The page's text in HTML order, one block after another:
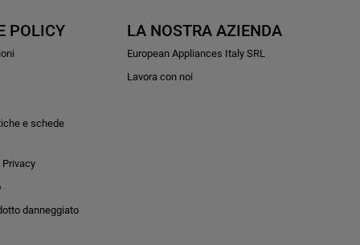
POLICY
e schede
danneggiato
LA NOSTRA AZIENDA
European Appliances Italy SRL
Lavora con noi